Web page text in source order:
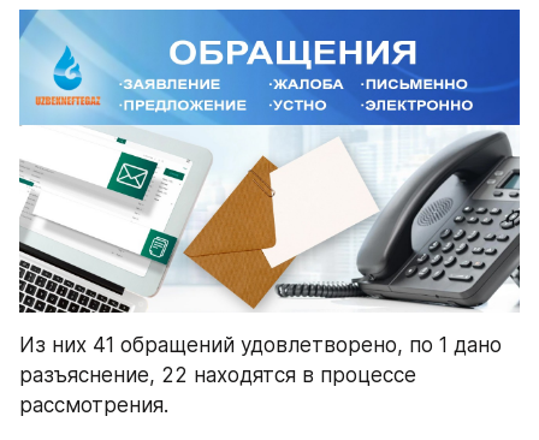
Из них 41 обращений удовлетворено, по 1 дано
разъяснение, 22 находятся в процессе
рассмотрения.